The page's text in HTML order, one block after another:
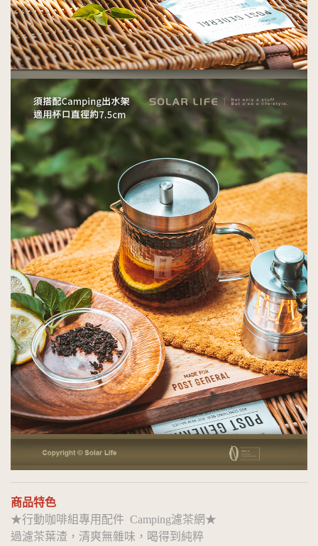
商品特色
★行動咖啡組專用配件 Camping濾茶網★
過濾茶葉渣，清爽無雜味，喝得到純粹